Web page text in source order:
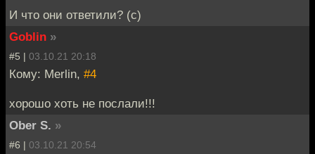
И что они ответили? (с)
Goblin »
#5 | 03.10.21 20:18
Кому: Merlin, #4
хорошо хоть не послали!!!
Ober S. »
#6 | 03.10.21 20:54